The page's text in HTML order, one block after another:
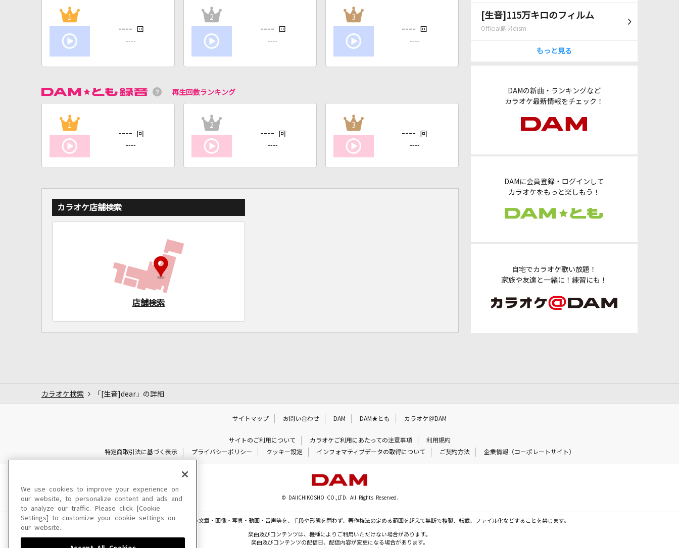
[生音]115万キロのフィルム
Official髭男dism
もっと見る
DAMの新曲・ランキングなど
カラオケ最新情報をチェック！
DAMに会員登録・ログインして
カラオケをもっと楽しもう！
自宅でカラオケ歌い放題！
家族や友達と一緒に！練習にも！
1
---- 回
----
2
---- 回
----
3
---- 回
----
再生回数ランキング
1
---- 回
----
2
---- 回
----
3
---- 回
----
カラオケ店舗検索
店舗検索
カラオケ検索 「[生音]dear」の詳細
サイトマップ お問い合わせ DAM DAM★とも カラオケ＠DAM
サイトのご利用について カラオケご利用にあたっての注意事項
利用規約
特定商取引法に基づく表示
プライバシーポリシー クッキー設定 インフォマティブデータの取得について ご契約方法 企業情報（コーポレートサイト）
© DAIICHIKOSHO CO.,LTD. All Rights Reserved.
このサイトに掲載されている一切の文章・画像・写真・動画・音声等を、手段や形態を問わず、著作権法の定める範囲を超えて無断で複製、転載、ファイル化などすることを禁じます。
楽曲及びコンテンツは、機種によりご利用いただけない場合があります。
楽曲及びコンテンツの配信日、配信内容が変更になる場合があります。
We use cookies to improve your experience on
our website, to personalize content and ads and
to analyze our traffic. Please click [Cookie
Settings] to customize your cookie settings on
our website.